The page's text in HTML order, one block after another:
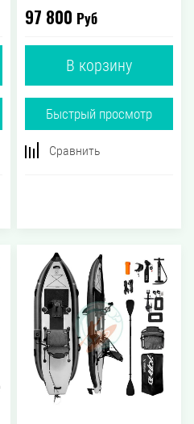
97 800 Руб
В корзину
Быстрый просмотр
Сравнить